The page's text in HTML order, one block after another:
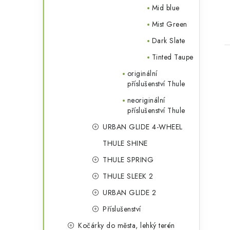
Mid blue
Mist Green
Dark Slate
Tinted Taupe
originální
příslušenství Thule
neoriginální
příslušenství Thule
URBAN GLIDE 4-WHEEL
THULE SHINE
THULE SPRING
THULE SLEEK 2
URBAN GLIDE 2
Příslušenství
Kočárky do města, lehký terén